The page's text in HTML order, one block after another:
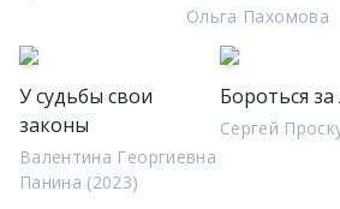
Ольга Пахомова
У судьбы свои
законы
Валентина Георгиевна
Панина (2023)
Бороться
Сергей